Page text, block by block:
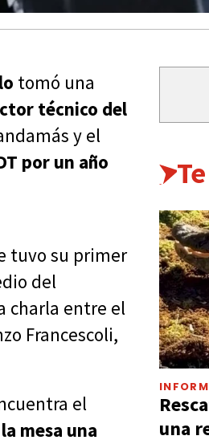
tomó una
técnico del
y el
por un año
tuvo su primer
del
charla entre el
Francescoli,
el
mesa una
una